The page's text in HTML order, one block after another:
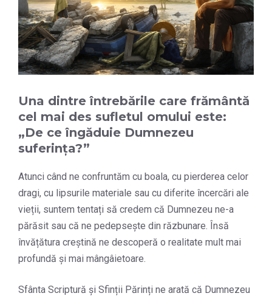
Una dintre întrebările care frământă
cel mai des sufletul omului este:
„De ce îngăduie Dumnezeu
suferința?”
Atunci când ne confruntăm cu boala, cu pierderea celor
dragi, cu lipsurile materiale sau cu diferite încercări ale
vieții, suntem tentați să credem că Dumnezeu ne-a
părăsit sau că ne pedepsește din răzbunare. Însă
învățătura creștină ne descoperă o realitate mult mai
profundă și mai mângâietoare.
Sfânta Scriptură și Sfinții Părinți ne arată că Dumnezeu